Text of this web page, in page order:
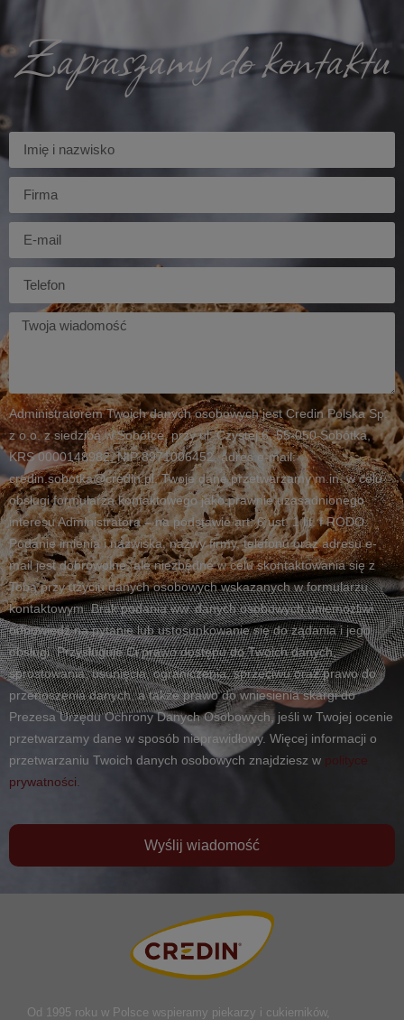
Zapraszamy do kontaktu
Imię
Firma
Telefon
Twoja
wiadomość
Administratorem Twoich danych osobowych jest Credin Polska Sp.
z o.o. z siedzibą w Sobótce, przy ul. Czystej 6, 55-050 Sobótka,
KRS 0000148982, NIP 8971006452, adres e-mail:
credin.sobotka@credin.pl. Twoje dane przetwarzamy m.in. w celu
obsługi formularza kontaktowego jako prawnie uzasadnionego
interesu Administratora – na podstawie art. 6 ust. 1 lit. f RODO.
Podanie imienia i nazwiska, nazwy firmy, telefonu oraz adresu e-
mail jest dobrowolne, ale niezbędne w celu skontaktowania się z
Tobą przy użyciu danych osobowych wskazanych w formularzu
kontaktowym. Brak podania ww. danych osobowych uniemożliwi
odpowiedź na pytanie lub ustosunkowanie się do żądania i jego
obsługi. Przysługuje Ci prawo dostępu do Twoich danych,
sprostowania, usunięcia, ograniczenia, sprzeciwu oraz prawo do
przenoszenia danych, a także prawo do wniesienia skargi do
Prezesa Urzędu Ochrony Danych Osobowych, jeśli w Twojej ocenie
przetwarzamy dane w sposób nieprawidłowy. Więcej informacji o
przetwarzaniu Twoich danych osobowych znajdziesz w polityce
prywatności.
Wyślij wiadomość
Od 1995 roku w Polsce wspieramy piekarzy i cukierników,